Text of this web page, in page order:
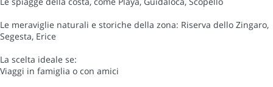
Le meraviglie naturali e storiche della zona: Riserva dello Zingaro,
Segesta, Erice
La scelta ideale se:
Viaggi in famiglia o con amici